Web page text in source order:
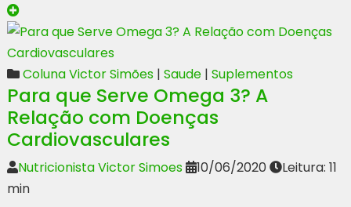
Coluna Victor Simões | Saude | Suplementos
Para que Serve Omega 3? A
Relação com Doenças
Cardiovasculares
Nutricionista Victor Simoes 10/06/2020
Leitura: 11
min